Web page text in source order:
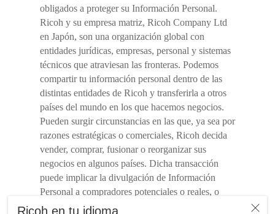
Ricoh en tu idioma
obligados a proteger su Información Personal.
Ricoh y su empresa matriz, Ricoh Company Ltd
en Japón, son una organización global con
entidades jurídicas, empresas, personal y sistemas
técnicos que atraviesan las fronteras. Podemos
compartir tu información personal dentro de las
distintas entidades de Ricoh y transferirla a otros
países del mundo en los que hacemos negocios.
Pueden surgir circunstancias en las que, ya sea por
razones estratégicas o comerciales, Ricoh decida
vender, comprar, fusionar o reorganizar sus
negocios en algunos países. Dicha transacción
puede implicar la divulgación de Información
Personal a compradores potenciales o reales, o
recibirla de vendedores. Ricoh tiene como práctica